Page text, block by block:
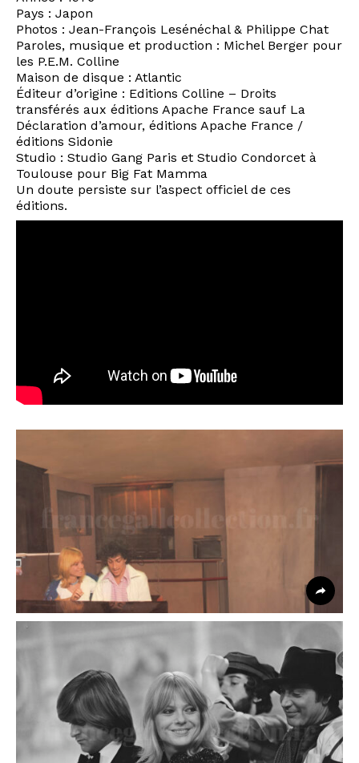
Pays : Japon
Photos : Jean-François Lesénéchal & Philippe Chat
Paroles, musique et production : Michel Berger pour
les P.E.M. Colline
Maison de disque : Atlantic
Éditeur d’origine : Editions Colline – Droits
transférés aux éditions Apache France sauf La
Déclaration d’amour, éditions Apache France /
éditions Sidonie
Studio : Studio Gang Paris et Studio Condorcet à
Toulouse pour Big Fat Mamma
Un doute persiste sur l’aspect officiel de ces
éditions.